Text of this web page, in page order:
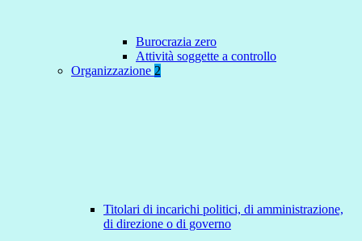
Burocrazia zero
Attività soggette a controllo
Organizzazione 2
Titolari di incarichi politici, di amministrazione,
di direzione o di governo